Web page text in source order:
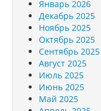
Январь 2026
Декабрь 2025
Ноябрь 2025
Октябрь 2025
Сентябрь 2025
Август 2025
Июль 2025
Июнь 2025
Май 2025